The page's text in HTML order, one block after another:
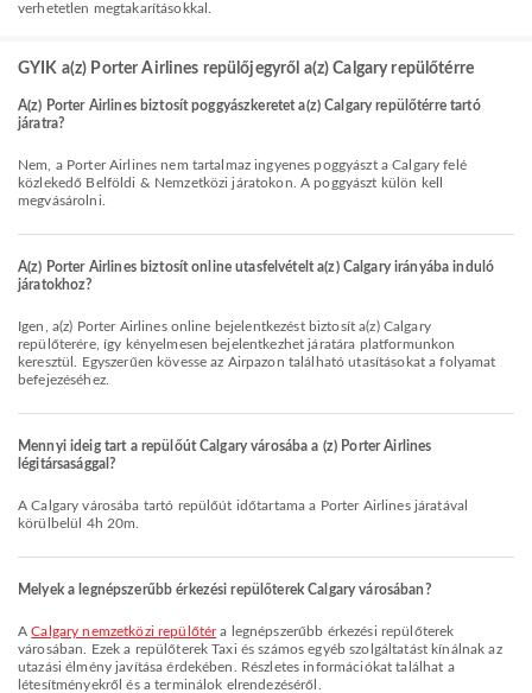
verhetetlen megtakarításokkal.
GYIK a(z) Porter Airlines repülőjegyről a(z) Calgary repülőtérre
A(z) Porter Airlines biztosít poggyászkeretet a(z) Calgary repülőtérre tartó
járatra?
Nem, a Porter Airlines nem tartalmaz ingyenes poggyászt a Calgary felé
közlekedő Belföldi & Nemzetközi járatokon. A poggyászt külön kell
megvásárolni.
A(z) Porter Airlines biztosít online utasfelvételt a(z) Calgary irányába induló
járatokhoz?
Igen, a(z) Porter Airlines online bejelentkezést biztosít a(z) Calgary
repülőterére, így kényelmesen bejelentkezhet járatára platformunkon
keresztül. Egyszerűen kövesse az Airpazon található utasításokat a folyamat
befejezéséhez.
Mennyi ideig tart a repülőút Calgary városába a (z) Porter Airlines
légitársasággal?
A Calgary városába tartó repülőút időtartama a Porter Airlines járatával
körülbelül 4h 20m.
Melyek a legnépszerűbb érkezési repülőterek Calgary városában?
ACalgary nemzetközi repülőtéra legnépszerűbb érkezési repülőterek
városában. Ezek a repülőterek Taxi és számos egyéb szolgáltatást kínálnak az
utazási élmény javítása érdekében. Részletes információkat találhat a
létesítményekről és a terminálok elrendezéséről.